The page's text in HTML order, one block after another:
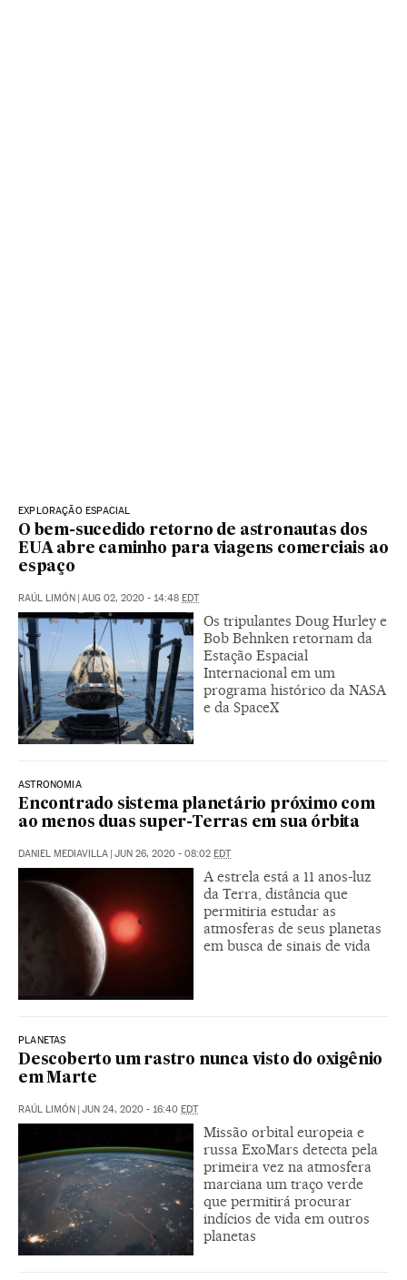
EXPLORAÇÃO ESPACIAL
O bem-sucedido retorno de astronautas dos
EUA abre caminho para viagens comerciais ao
espaço
RAÚL LIMÓN | AUG 02, 2020 - 14:48 EDT
Os tripulantes Doug Hurley e
Bob Behnken retornam da
Estação Espacial
Internacional em um
programa histórico da NASA
e da SpaceX
ASTRONOMIA
Encontrado sistema planetário próximo com
ao menos duas super-Terras em sua órbita
DANIEL MEDIAVILLA | JUN 26, 2020 - 08:02 EDT
A estrela está a 11 anos-luz
da Terra, distância que
permitiria estudar as
atmosferas de seus planetas
em busca de sinais de vida
PLANETAS
Descoberto um rastro nunca visto do oxigênio
em Marte
RAÚL LIMÓN | JUN 24, 2020 - 16:40 EDT
Missão orbital europeia e
russa ExoMars detecta pela
primeira vez na atmosfera
marciana um traço verde
que permitirá procurar
indícios de vida em outros
planetas